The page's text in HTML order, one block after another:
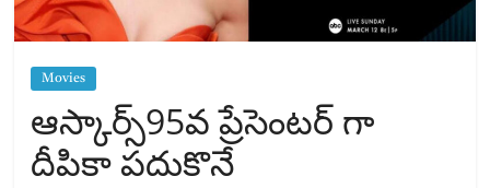
Movies
ఆస్కార్స్95వ ప్రేసెంటర్ గా
దీపికా పదుకొనే